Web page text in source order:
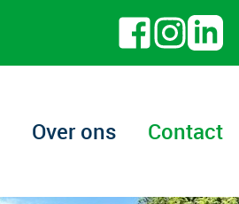
Over ons Contact